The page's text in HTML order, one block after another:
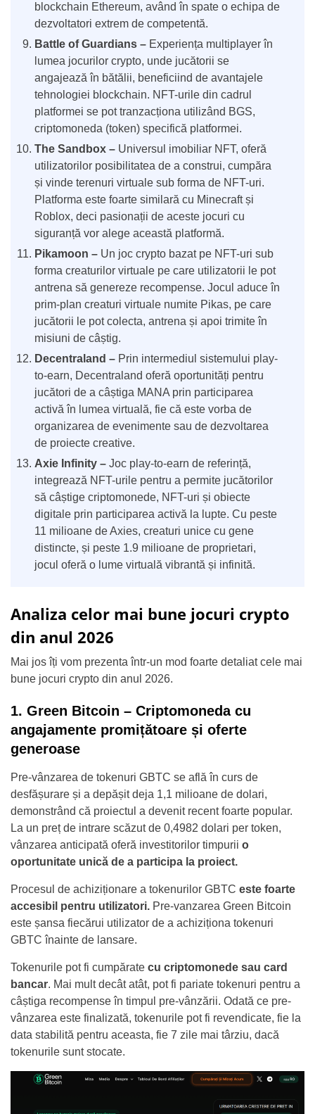
blockchain Ethereum, având în spate o echipa de
dezvoltatori extrem de competentă.
Battle of Guardians – Experiența multiplayer în
lumea jocurilor crypto, unde jucătorii se
angajează în bătălii, beneficiind de avantajele
tehnologiei blockchain. NFT-urile din cadrul
platformei se pot tranzacționa utilizând BGS,
criptomoneda (token) specifică platformei.
The Sandbox – Universul imobiliar NFT, oferă
utilizatorilor posibilitatea de a construi, cumpăra
și vinde terenuri virtuale sub forma de NFT-uri.
Platforma este foarte similară cu Minecraft și
Roblox, deci pasionații de aceste jocuri cu
siguranță vor alege această platformă.
Pikamoon – Un joc crypto bazat pe NFT-uri sub
forma creaturilor virtuale pe care utilizatorii le pot
antrena să genereze recompense. Jocul aduce în
prim-plan creaturi virtuale numite Pikas, pe care
jucătorii le pot colecta, antrena și apoi trimite în
misiuni de câștig.
Decentraland – Prin intermediul sistemului play-
to-earn, Decentraland oferă oportunități pentru
jucători de a câștiga MANA prin participarea
activă în lumea virtuală, fie că este vorba de
organizarea de evenimente sau de dezvoltarea
de proiecte creative.
Axie Infinity – Joc play-to-earn de referință,
integrează NFT-urile pentru a permite jucătorilor
să câștige criptomonede, NFT-uri și obiecte
digitale prin participarea activă la lupte. Cu peste
11 milioane de Axies, creaturi unice cu gene
distincte, și peste 1.9 milioane de proprietari,
jocul oferă o lume virtuală vibrantă și infinită.
Analiza celor mai bune jocuri crypto
din anul 2026
Mai jos îți vom prezenta într-un mod foarte detaliat cele mai
bune jocuri crypto din anul 2026.
1. Green Bitcoin – Criptomoneda cu
angajamente promițătoare și oferte
generoase
Pre-vânzarea de tokenuri GBTC se află în curs de
desfășurare și a depășit deja 1,1 milioane de dolari,
demonstrând că proiectul a devenit recent foarte popular.
La un preț de intrare scăzut de 0,4982 dolari per token,
vânzarea anticipată oferă investitorilor timpurii o
oportunitate unică de a participa la proiect.
Procesul de achiziționare a tokenurilor GBTC este foarte
accesibil pentru utilizatori. Pre-vanzarea Green Bitcoin
este șansa fiecărui utilizator de a achiziționa tokenuri
GBTC înainte de lansare.
Tokenurile pot fi cumpărate cu criptomonede sau card
bancar. Mai mult decât atât, pot fi pariate tokenuri pentru a
câștiga recompense în timpul pre-vânzării. Odată ce pre-
vânzarea este finalizată, tokenurile pot fi revendicate, fie la
data stabilită pentru aceasta, fie 7 zile mai târziu, dacă
tokenurile sunt stocate.